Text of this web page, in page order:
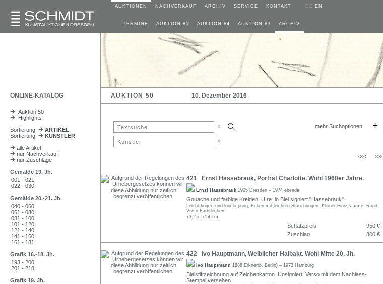
AUKTIONEN NACHVERKAUF ARCHIV SERVICE KONTAKT DE EN
TERMINE AUKTION 85 AUKTION 84 AUKTION 83 ARCHIV
ONLINE-KATALOG AUKTION 50 10. Dezember 2016
Auktion 50
Highlights
Sortierung
ARTIKEL
Sortierung
KÜNSTLER
alle Artikel
nur Nachverkauf
nur Zuschläge
Gemälde 19. Jh.
001 - 021
022 - 030
Gemälde 20.-21. Jh.
040 - 060
061 - 080
081 - 100
101 - 120
121 - 140
141 - 160
161 - 181
Grafik 16.-18. Jh.
193 - 200
201 - 218
Grafik 19. Jh.
x mehr Suchoptionen +
x
<<< >>>
421 Ernst Hassebrauk, Porträt Charlotte. Wohl 1960er Jahre.
Ernst Hassebrauk 1905 Dresden – 1974 ebenda
Gouache und farbige Kreiden. U.re. in Blei signiert "Hassebrauk".
Leicht finger- und knickspurig, Ecken mit leichten Stauchungen. Kleiner Einriss am o. Rand.
Verso Farbflecken.
73,2 x 57,4 cm.
Schätzpreis
950 €
Zuschlag
800 €
422 Ivo Hauptmann, Weiblicher Halbakt. Wohl Mitte 20. Jh.
Ivo Hauptmann 1886 Erkner(b. Berlin) – 1973 Hamburg
Bleistiftzeichnung auf Zeichenkarton. Unsigniert. Verso mit dem Nachlass-
Stempel versehen.